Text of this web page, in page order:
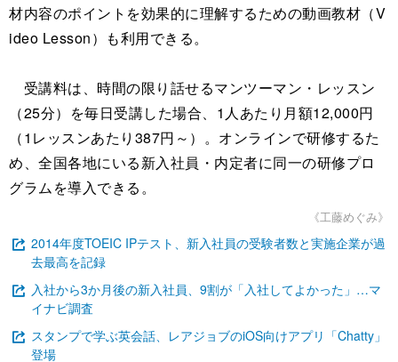
材内容のポイントを効果的に理解するための動画教材（V
ideo Lesson）も利用できる。
受講料は、時間の限り話せるマンツーマン・レッスン
（25分）を毎日受講した場合、1人あたり月額12,000円
（1レッスンあたり387円～）。オンラインで研修するた
め、全国各地にいる新入社員・内定者に同一の研修プロ
グラムを導入できる。
《工藤めぐみ》
2014年度TOEIC IPテスト、新入社員の受験者数と実施企業が過
去最高を記録
入社から3か月後の新入社員、9割が「入社してよかった」…マ
イナビ調査
スタンプで学ぶ英会話、レアジョブのiOS向けアプリ「Chatty」
登場